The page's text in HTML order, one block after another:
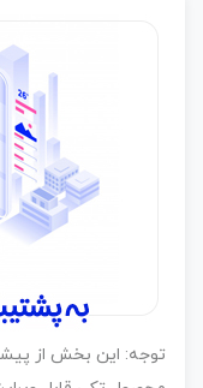
این بخش از پیشخوان